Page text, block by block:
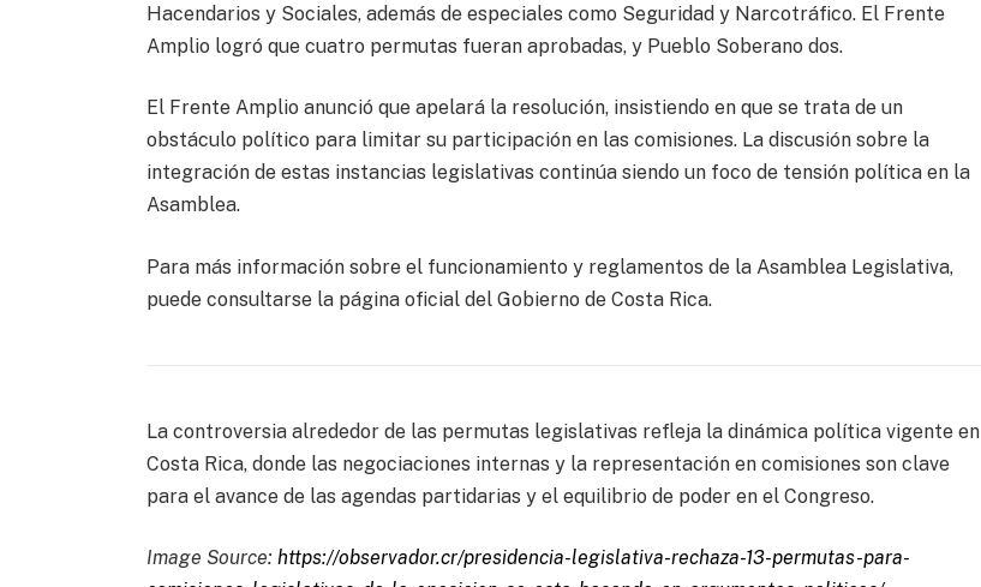
Hacendarios y Sociales, además de especiales como Seguridad y Narcotráfico. El Frente
Amplio logró que cuatro permutas fueran aprobadas, y Pueblo Soberano dos.
El Frente Amplio anunció que apelará la resolución, insistiendo en que se trata de un
obstáculo político para limitar su participación en las comisiones. La discusión sobre la
integración de estas instancias legislativas continúa siendo un foco de tensión política en la
Asamblea.
Para más información sobre el funcionamiento y reglamentos de la Asamblea Legislativa,
puede consultarse la página oficial del Gobierno de Costa Rica.
La controversia alrededor de las permutas legislativas refleja la dinámica política vigente en
Costa Rica, donde las negociaciones internas y la representación en comisiones son clave
para el avance de las agendas partidarias y el equilibrio de poder en el Congreso.
Image Source: https://observador.cr/presidencia-legislativa-rechaza-13-permutas-para-